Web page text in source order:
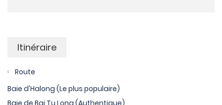
Itinéraire
Route
Baie d'Halong (Le plus populaire)
Baie de Bai Tu Long (Authentique)